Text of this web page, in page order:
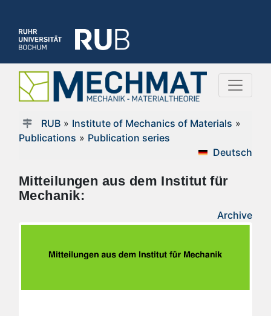
RUB» Institute of Mechanics of Materials »
Publications » Publication series
Deutsch
Mitteilungen aus dem Institut für
Mechanik:
Archive